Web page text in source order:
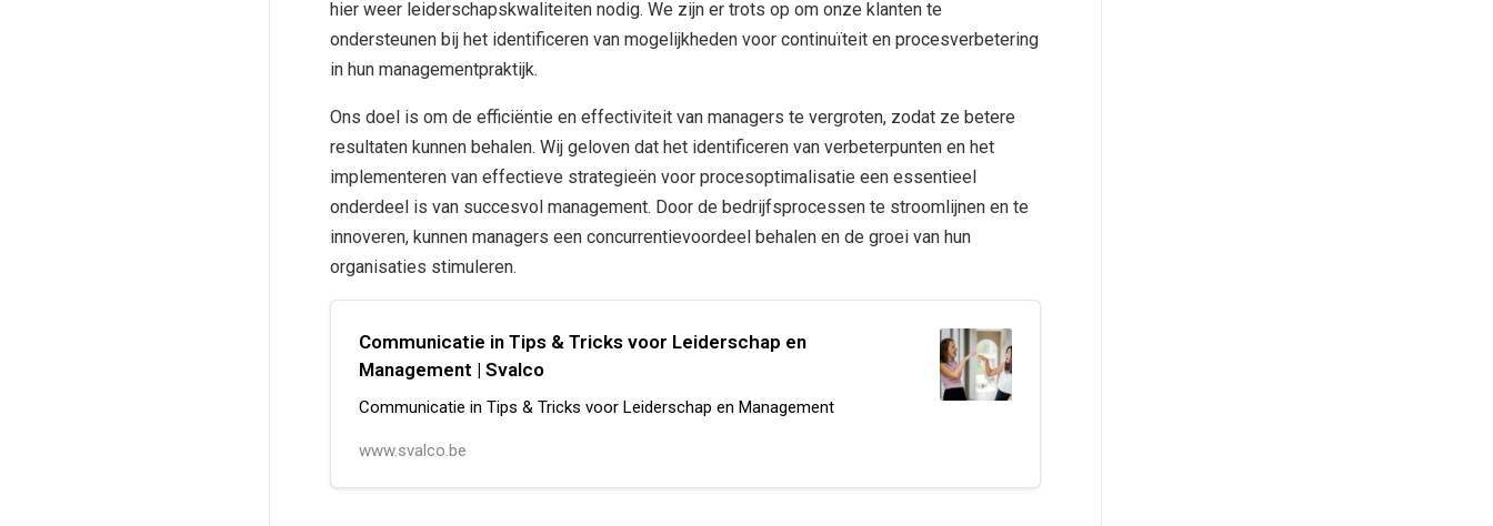
hier weer leiderschapskwaliteiten nodig. We zijn er trots op om onze klanten te
ondersteunen bij het identificeren van mogelijkheden voor continuïteit en procesverbetering
in hun managementpraktijk.
Ons doel is om de efficiëntie en effectiviteit van managers te vergroten, zodat ze betere
resultaten kunnen behalen. Wij geloven dat het identificeren van verbeterpunten en het
implementeren van effectieve strategieën voor procesoptimalisatie een essentieel
onderdeel is van succesvol management. Door de bedrijfsprocessen te stroomlijnen en te
innoveren, kunnen managers een concurrentievoordeel behalen en de groei van hun
organisaties stimuleren.
Communicatie in Tips & Tricks voor Leiderschap en
Management | Svalco
Communicatie in Tips & Tricks voor Leiderschap en Management
www.svalco.be